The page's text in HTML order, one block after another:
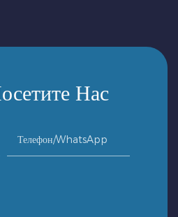
Нас
Телефон/WhatsApp